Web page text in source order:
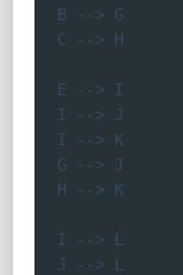
    B --> G
    C --> H
    E --> I
    I --> J
    I --> K
    G --> J
    H --> K
    I --> L
    J --> L